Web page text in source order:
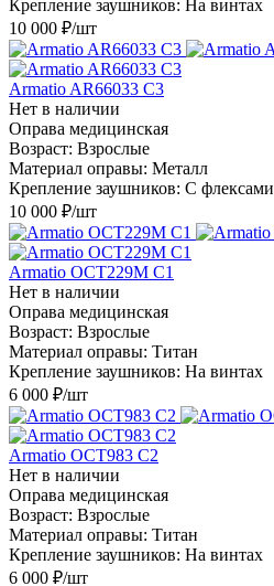
Крепление заушников: На винтах
10 000 ₽/шт
Armatio AR66033 С3
Нет в наличии
Оправа медицинская
Возраст: Взрослые
Материал оправы: Металл
Крепление заушников: С флексами
10 000 ₽/шт
Armatio OCT229M С1
Нет в наличии
Оправа медицинская
Возраст: Взрослые
Материал оправы: Титан
Крепление заушников: На винтах
6 000 ₽/шт
Armatio OCT983 С2
Нет в наличии
Оправа медицинская
Возраст: Взрослые
Материал оправы: Титан
Крепление заушников: На винтах
6 000 ₽/шт